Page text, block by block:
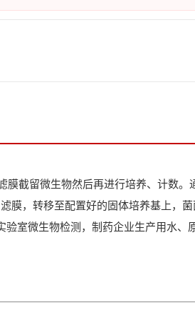
膜截留微生物然后再进行培养、计数。
膜，转移至配置好的固体培养基上，
室微生物检测，制药企业生产用水、